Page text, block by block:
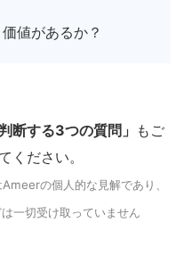
値があるか？
断する3つの質問」 もご
ください。
の個人的な見解であり、
一切受け取っていません